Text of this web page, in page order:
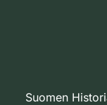
Suomen